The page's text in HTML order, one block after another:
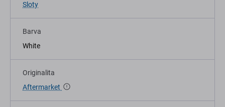
Sloty
Barva
White
Originalita
Aftermarket